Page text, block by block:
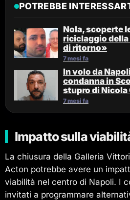
POTREBBE
Nola, scoperte
riciclaggio
di ritorno»
7 mesi fa
In volo da
condanna in
stupro di
7 mesi fa
Impatto sulla
La chiusura della Galleria
Acton potrebbe avere un
viabilità nel centro di Napoli. I
invitati a programmare